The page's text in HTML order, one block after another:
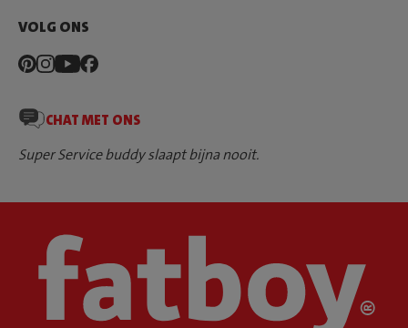
VOLG ONS
CHAT MET ONS
Super Service buddy slaapt bijna nooit.